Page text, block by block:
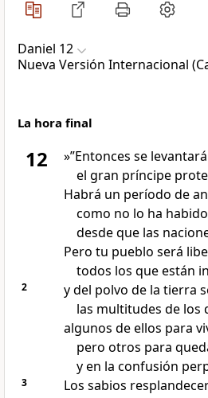
Daniel 12
Nueva Versión Internacional
La hora final
12
»”Entonces se
el gran príncipe
Habrá un período de
como no lo ha
desde que las
Pero tu pueblo será
todos los que están
2
y del polvo de la tierra
las multitudes de los
algunos de ellos para
pero otros para
y en la confusión
3
Los sabios